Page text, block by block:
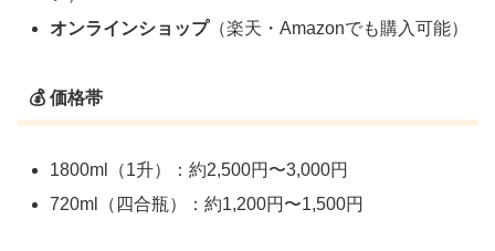
オンラインショップ（楽天・Amazonでも購入可能）
💰 価格帯
1800ml（1升）：約2,500円〜3,000円
720ml（四合瓶）：約1,200円〜1,500円